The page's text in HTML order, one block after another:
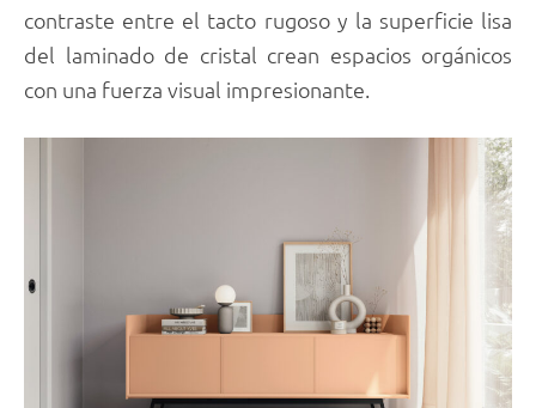
contraste entre el tacto rugoso y la superficie lisa
del laminado de cristal crean espacios orgánicos
con una fuerza visual impresionante.